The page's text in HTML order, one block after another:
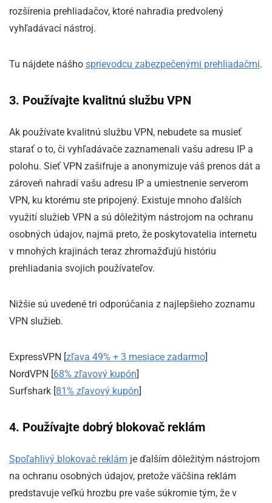
rozšírenia prehliadačov, ktoré nahradia predvolený
vyhľadávací nástroj.
Tu nájdete nášho sprievodcu zabezpečenými prehliadačmi.
3. Používajte kvalitnú službu VPN
Ak používate kvalitnú službu VPN, nebudete sa musieť
starať o to, či vyhľadávače zaznamenali vašu adresu IP a
polohu. Sieť VPN zašifruje a anonymizuje váš prenos dát a
zároveň nahradí vašu adresu IP a umiestnenie serverom
VPN, ku ktorému ste pripojený. Existuje mnoho ďalších
využití služieb VPN a sú dôležitým nástrojom na ochranu
osobných údajov, najmä preto, že poskytovatelia internetu
v mnohých krajinách teraz zhromažďujú históriu
prehliadania svojich používateľov.
Nižšie sú uvedené tri odporúčania z najlepšieho zoznamu
VPN služieb.
ExpressVPN [zľava 49% + 3 mesiace zadarmo]
NordVPN [68% zľavový kupón]
Surfshark [81% zľavový kupón]
4. Používajte dobrý blokovač reklám
Spoľahlivý blokovač reklám je ďalším dôležitým nástrojom
na ochranu osobných údajov, pretože väčšina reklám
predstavuje veľkú hrozbu pre vaše súkromie tým, že v